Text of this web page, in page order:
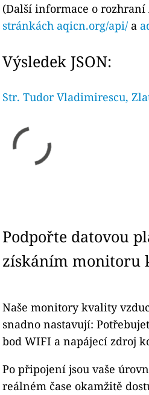
(Další informace o rozhraní
stránkách aqicn.org/api/ a
Výsledek JSON:
Str. Tudor Vladimirescu,
Podpořte datovou
získáním monitoru
Naše monitory kvality
snadno nastavují:
bod WIFI a napájecí zdroj
Po připojení jsou vaše
reálném čase okamžitě